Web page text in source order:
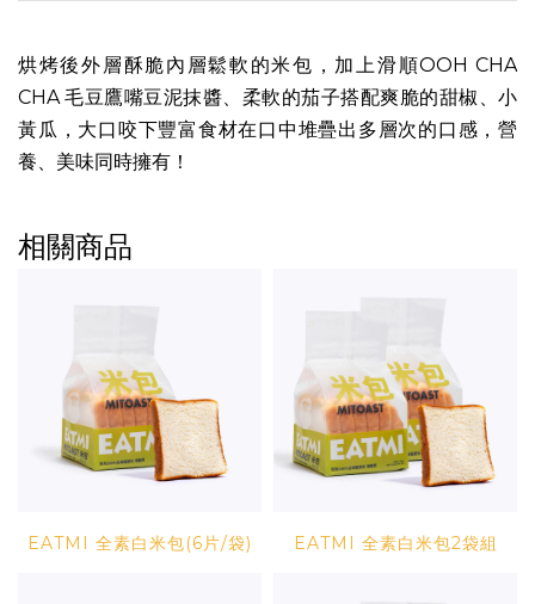
烘烤後外層酥脆內層鬆軟的米包，加上滑順OOH CHA
CHA 毛豆鷹嘴豆泥抹醬、柔軟的茄子搭配爽脆的甜椒、小
黃瓜，大口咬下豐富食材在口中堆疊出多層次的口感，營
養、美味同時擁有！
相關商品
EATMI 全素白米包(6片/袋) EATMI 全素白米包2袋組